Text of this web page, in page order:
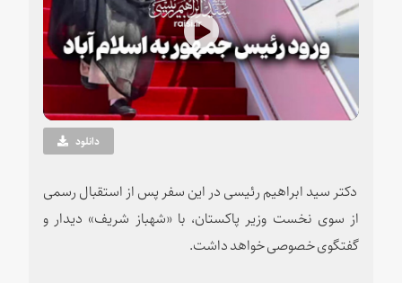
Play
Video دانلود
دکتر سید ابراهیم رئیسی در این سفر پس از استقبال رسمی
از سوی نخست وزیر پاکستان، با «شهباز شریف» دیدار و
گفتگوی خصوصی خواهد داشت.